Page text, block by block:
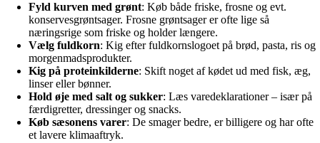
Fyld kurven med grønt: Køb både friske, frosne og evt.
konservesgrøntsager. Frosne grøntsager er ofte lige så
næringsrige som friske og holder længere.
Vælg fuldkorn: Kig efter fuldkornslogoet på brød, pasta, ris og
morgenmadsprodukter.
Kig på proteinkilderne: Skift noget af kødet ud med fisk, æg,
linser eller bønner.
Hold øje med salt og sukker: Læs varedeklarationer – især på
færdigretter, dressinger og snacks.
Køb sæsonens varer: De smager bedre, er billigere og har ofte
et lavere klimaaftryk.